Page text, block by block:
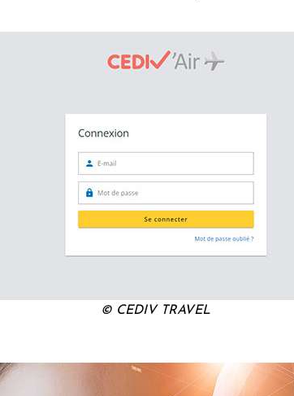
© CEDIV TRAVEL